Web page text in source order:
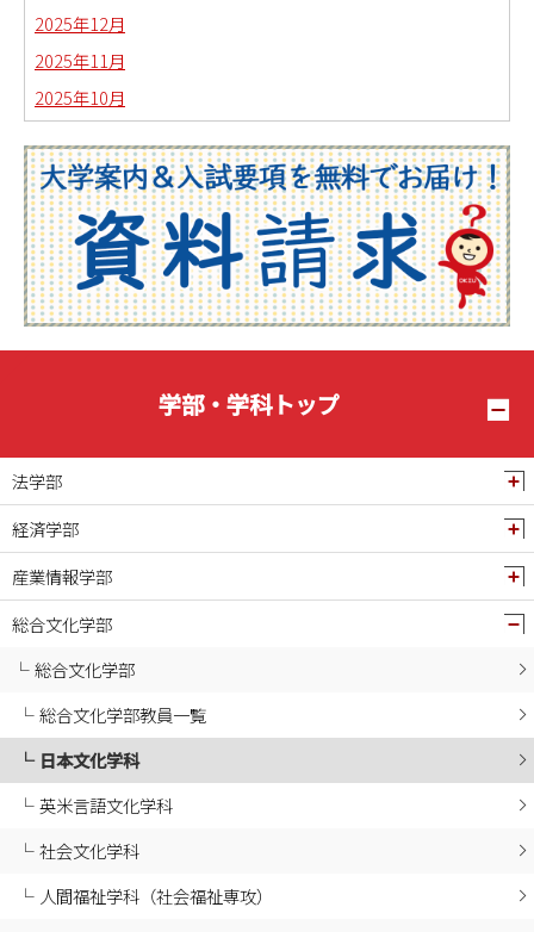
2025年12月
2025年11月
2025年10月
2025年08月
2025年07月
2025年06月
2025年05月
2025年04月
2025年03月
2024年11月
2024年10月
2024年09月
2024年08月
2024年05月
2024年04月
2024年03月
2023年12月
学部・学科トップ
法学部
経済学部
産業情報学部
総合文化学部
総合文化学部
総合文化学部教員一覧
日本文化学科
英米言語文化学科
社会文化学科
人間福祉学科（社会福祉専攻）